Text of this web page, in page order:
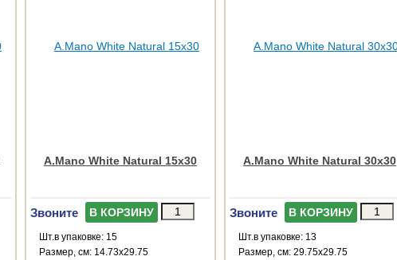
A.Mano White Natural 15x30
Звоните В КОРЗИНУ
Шт.в упаковке: 15
Размер, см: 14.73x29.75
A.Mano White Natural 30x30
Звоните В КОРЗИНУ
Шт.в упаковке: 13
Размер, см: 29.75x29.75